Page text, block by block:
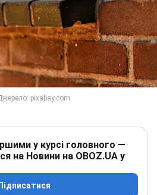
у курсі головного —
на Новини на OBOZ.UA у
Підписатися